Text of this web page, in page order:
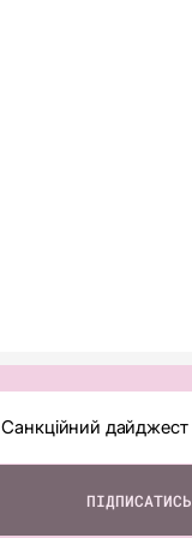
Санкційний дайджест
ПІДПИСАТИСЬ